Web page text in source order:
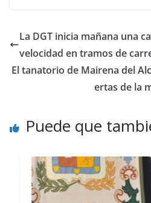
La DGT inicia mañana una
velocidad en tramos de
El tanatorio de Mairena del
ertas de la
Puede que